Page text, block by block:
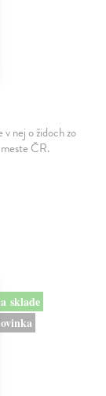
v nej o židoch zo
ČR.
sklade